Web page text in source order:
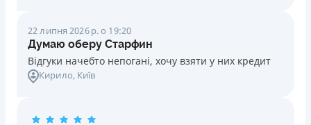
22 липня 2026 р. о 19:20
Думаю оберу Старфин
Відгуки начебто непогані, хочу взяти у них кредит
Кирило, Київ